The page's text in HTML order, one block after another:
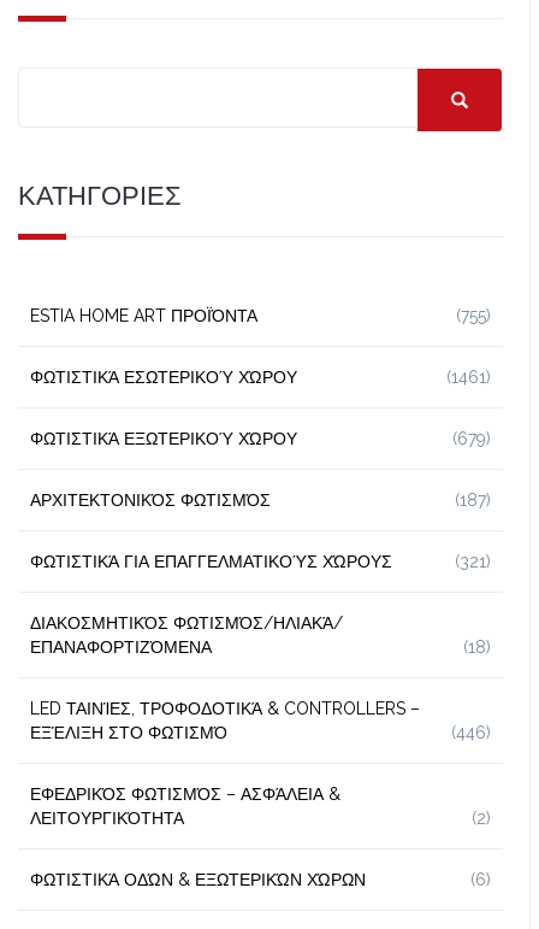
ΚΑΤΗΓΟΡΙΕΣ
ESTIA HOME ART ΠΡΟΪΌΝΤΑ (755)
ΦΩΤΙΣΤΙΚΆ ΕΣΩΤΕΡΙΚΟΎ ΧΏΡΟΥ (1461)
ΦΩΤΙΣΤΙΚΆ ΕΞΩΤΕΡΙΚΟΎ ΧΏΡΟΥ (679)
ΑΡΧΙΤΕΚΤΟΝΙΚΌΣ ΦΩΤΙΣΜΌΣ (187)
ΦΩΤΙΣΤΙΚΆ ΓΙΑ ΕΠΑΓΓΕΛΜΑΤΙΚΟΎΣ ΧΏΡΟΥΣ (321)
ΔΙΑΚΟΣΜΗΤΙΚΌΣ ΦΩΤΙΣΜΌΣ/ΗΛΙΑΚΆ/
ΕΠΑΝΑΦΟΡΤΙΖΌΜΕΝΑ
(18)
LED ΤΑΙΝΊΕΣ, ΤΡΟΦΟΔΟΤΙΚΆ & CONTROLLERS –
ΕΞΈΛΙΞΗ ΣΤΟ ΦΩΤΙΣΜΌ
(446)
ΕΦΕΔΡΙΚΌΣ ΦΩΤΙΣΜΌΣ – ΑΣΦΆΛΕΙΑ &
ΛΕΙΤΟΥΡΓΙΚΌΤΗΤΑ
(2)
ΦΩΤΙΣΤΙΚΆ ΟΔΏΝ & ΕΞΩΤΕΡΙΚΏΝ ΧΏΡΩΝ (6)